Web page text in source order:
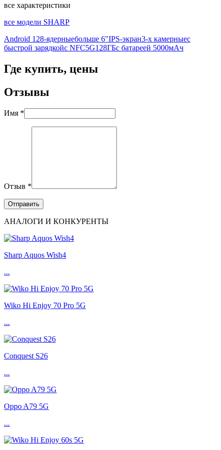
все характеристики
все модели SHARP
Android 128-ядерныебольше 6"IPS-экран3-х камерныес
быстрой зарядкойс NFC5G128ГБс батареей 5000мАч
Где купить, цены
Отзывы
Имя *
Отзыв *
АНАЛОГИ И КОНКУРЕНТЫ
Sharp Aquos Wish4
...
Wiko Hi Enjoy 70 Pro 5G
...
Conquest S26
...
Oppo A79 5G
...